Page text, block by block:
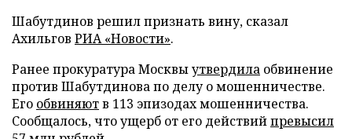
Шабутдинов решил признать вину, сказал
Ахильгов РИА «Новости».
Ранее прокуратура Москвыутвердила обвинение
против Шабутдинова по делу о мошенничестве.
Его обвиняютв 113 эпизодах мошенничества.
Сообщалось, что ущерб от его действийпревысил